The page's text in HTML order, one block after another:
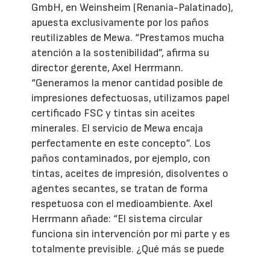
GmbH, en Weinsheim (Renania-Palatinado),
apuesta exclusivamente por los paños
reutilizables de Mewa. “Prestamos mucha
atención a la sostenibilidad”, afirma su
director gerente, Axel Herrmann.
“Generamos la menor cantidad posible de
impresiones defectuosas, utilizamos papel
certificado FSC y tintas sin aceites
minerales. El servicio de Mewa encaja
perfectamente en este concepto”. Los
paños contaminados, por ejemplo, con
tintas, aceites de impresión, disolventes o
agentes secantes, se tratan de forma
respetuosa con el medioambiente. Axel
Herrmann añade: “El sistema circular
funciona sin intervención por mi parte y es
totalmente previsible. ¿Qué más se puede